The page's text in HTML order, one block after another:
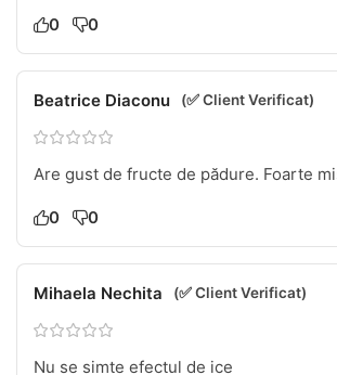
0 0
Beatrice Diaconu (✅ Client Verificat)
Are gust de fructe de pădure. Foarte
0 0
Mihaela Nechita (✅ Client Verificat)
Nu se simte efectul de ice